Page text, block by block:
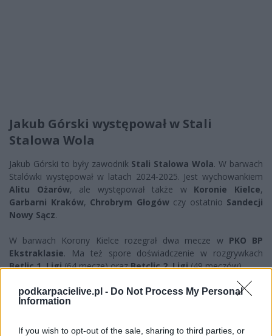
podkarpacielive.pl - Do Not Process My Personal
Information
If you wish to opt-out of the sale, sharing to third parties, or
Jakub Górski występował w Stali
Stalowa Wola
Jakub Górski to były zawodnik Stali Stalowa Wola. W barwach
Stalówki występował w latach 2024-2025. Jest wychowankiem
Alitu Ożarów, ale występował także w Koronie Kielce,
Garbarni Kraków, Chrobrym Głogówczy ostatnio Sandecji
Nowy Sącz.
W barwach Korony Kielce rozegrał dwa mecze w PKO BP
Ekstraklasie. Ma też spore doświadczenie w rozgrywkach
Betlic 1. Ligi(64 mecze) orazBetclic 2. Ligi(49 meczów).
- To jeden z najbardziej doświadczonych zawodników młodego
pokolenia na tym poziomie rozgrywkowym - czytamy na